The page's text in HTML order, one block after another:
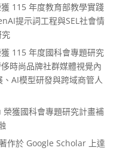
115 年度教育部教學實踐
提示詞工程與SEL社會情
115 年度國科會專題研究
時尚品牌社群媒體視覺內
AI模型研發與跨域商管人
獲國科會專題研究計畫補
作於 Google Scholar 上達